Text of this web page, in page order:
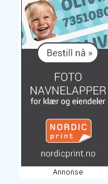
Annonse